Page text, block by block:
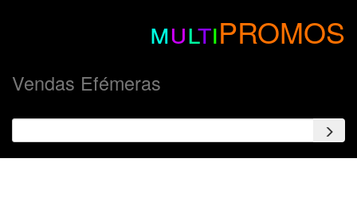
multiPROMOS
Vendas Efémeras